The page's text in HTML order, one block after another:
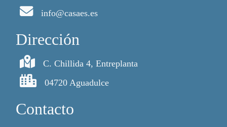
info@casaes.es
Dirección
C. Chillida 4, Entreplanta
04720 Aguadulce
Contacto